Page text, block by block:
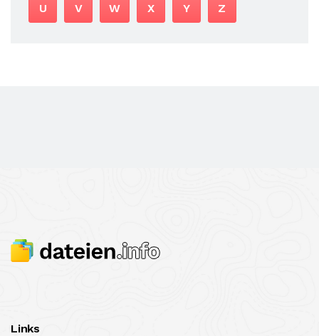
U V W X Y Z
Links